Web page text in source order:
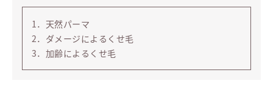
1．天然パーマ
2．ダメージによるくせ毛
3．加齢によるくせ毛